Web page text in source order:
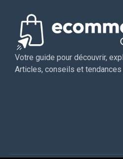
Votre guide pour découvrir,
Articles, conseils et